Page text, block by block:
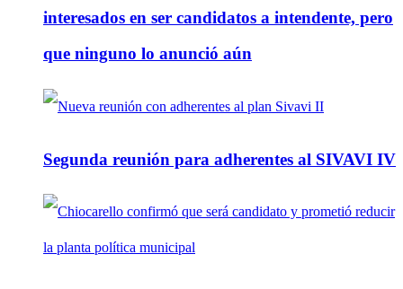
interesados en ser candidatos a intendente, pero
que ninguno lo anunció aún
Segunda reunión para adherentes al SIVAVI IV